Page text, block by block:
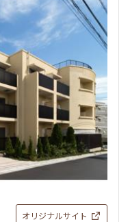
オリジナルサイト